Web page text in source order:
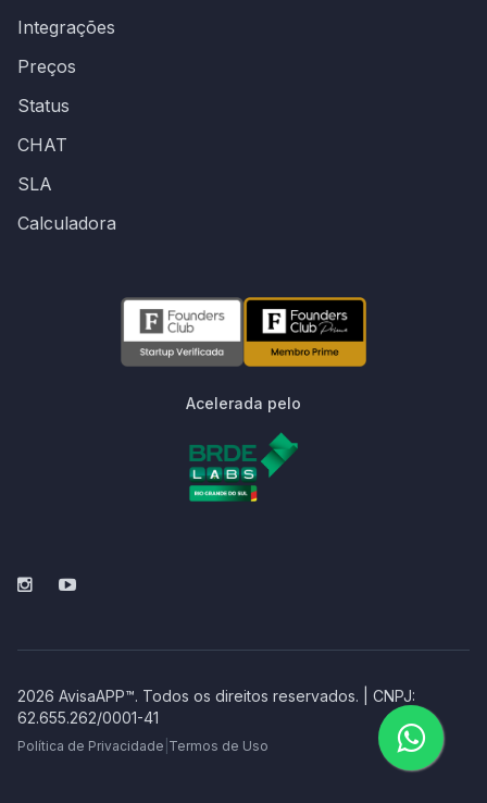
Integrações
Preços
Status
CHAT
SLA
Calculadora
Acelerada pelo
2026 AvisaAPP™. Todos os direitos reservados. | CNPJ:
62.655.262/0001-41
Política de Privacidade Termos de Uso